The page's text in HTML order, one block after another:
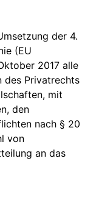
der 4.
(EU
2017 alle
des Privatrechts
mit
den
nach § 20
von
an das